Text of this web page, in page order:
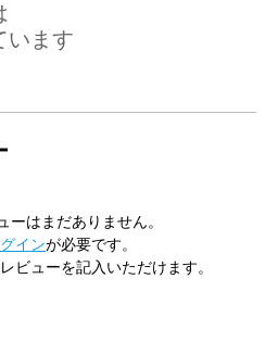
います
ーはまだありません。
インが必要です。
ビューを記入いただけます。